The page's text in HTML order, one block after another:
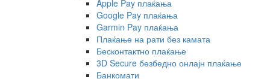
Apple Pay плаќања
Google Pay плаќања
Garmin Pay плаќања
Плаќање на рати без камата
Бесконтактно плаќање
3D Secure безбедно онлајн плаќање
Банкомати